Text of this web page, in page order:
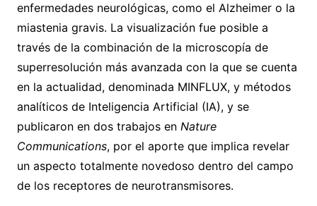
enfermedades neurológicas, como el Alzheimer o la
miastenia gravis. La visualización fue posible a
través de la combinación de la microscopía de
superresolución más avanzada con la que se cuenta
en la actualidad, denominada MINFLUX, y métodos
analíticos de Inteligencia Artificial (IA), y se
publicaron en dos trabajos en Nature
Communications, por el aporte que implica revelar
un aspecto totalmente novedoso dentro del campo
de los receptores de neurotransmisores.